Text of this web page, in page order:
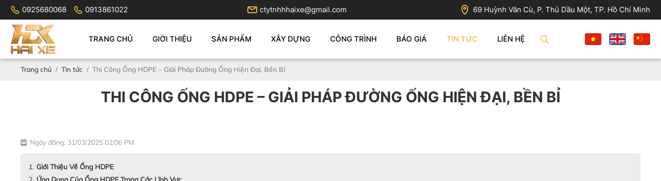
0925680068 0913861022 ctytnhhhaixe@gmail.com 69 Huỳnh Văn Cù, P. Thủ Dầu Một, TP. Hồ Chí Minh
TRANG CHỦ GIỚI THIỆU SẢN PHẨM XÂY DỰNG CÔNG TRÌNH BÁO GIÁ TIN TỨC LIÊN HỆ
Trang chủ Tin tức Thi Công Ống HDPE – Giải Pháp Đường Ống Hiện Đại, Bền Bỉ
THI CÔNG ỐNG HDPE – GIẢI PHÁP ĐƯỜNG ỐNG HIỆN ĐẠI, BỀN BỈ
Ngày đăng: 31/03/2025 02:06 PM
Giới Thiệu Về Ống HDPE